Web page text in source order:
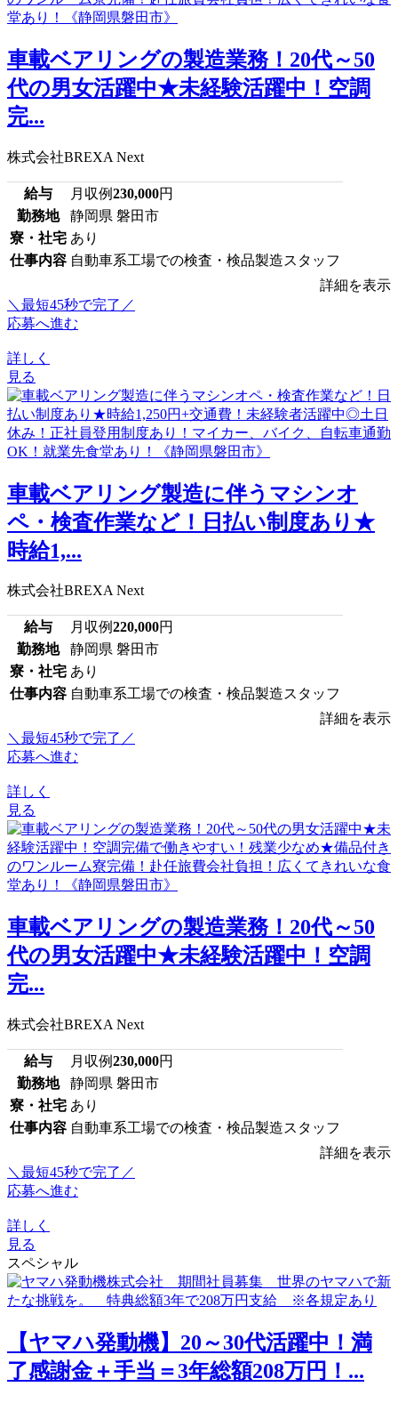
車載ベアリングの製造業務！20代～50
代の男女活躍中★未経験活躍中！空調
完...
株式会社BREXA Next
給与 月収例230,000円
勤務地
静岡県 磐田市
寮・社宅 あり
仕事内容 自動車系工場での検査・検品製造スタッフ
詳細を表示
＼最短45秒で完了／
応募へ進む
詳しく
見る
車載ベアリング製造に伴うマシンオ
ペ・検査作業など！日払い制度あり★
時給1,...
株式会社BREXA Next
給与 月収例220,000円
勤務地
静岡県 磐田市
寮・社宅 あり
仕事内容 自動車系工場での検査・検品製造スタッフ
詳細を表示
＼最短45秒で完了／
応募へ進む
詳しく
見る
車載ベアリングの製造業務！20代～50
代の男女活躍中★未経験活躍中！空調
完...
株式会社BREXA Next
給与 月収例230,000円
勤務地
静岡県 磐田市
寮・社宅 あり
仕事内容 自動車系工場での検査・検品製造スタッフ
詳細を表示
＼最短45秒で完了／
応募へ進む
詳しく
見る
スペシャル
【ヤマハ発動機】20～30代活躍中！満
了感謝金＋手当＝3年総額208万円！...